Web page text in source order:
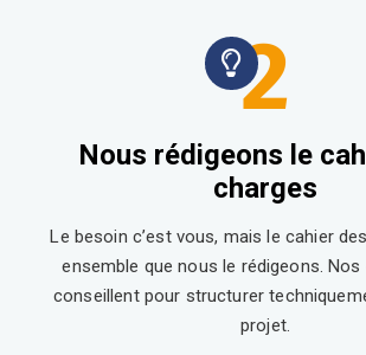
2
Nous rédigeons le
charges
Le besoin c’est vous, mais le cahier
ensemble que nous le rédigeons.
conseillent pour structurer
projet.